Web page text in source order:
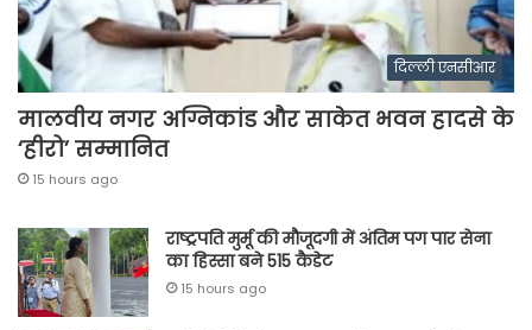
दिल्ली एनसीआर
मालवीय नगर अग्निकांड और साकेत भवन हादसे के
‘हीरो’ सम्मानित
15 hours ago
राष्ट्रपति मुर्मू की मौजूदगी में अंतिम पग पार सेना
का हिस्सा बने 515 कैडेट
15 hours ago